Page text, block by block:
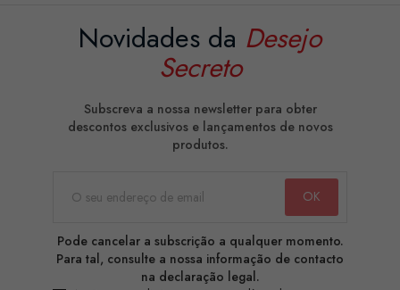
Novidades da Desejo
Secreto
Subscreva a nossa newsletter para obter
descontos exclusivos e lançamentos de novos
produtos.
Pode cancelar a subscrição a qualquer momento.
Para tal, consulte a nossa informação de contacto
na declaração legal.